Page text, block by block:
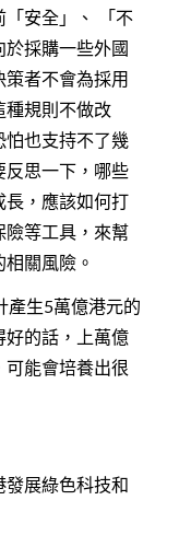
安全」、
「不
採購一些外國
者不會為採用
種規則不做改
怕也支持不了幾
反思一下，哪些
長，應該如何打
險等工具，來幫
關風險。
產生5萬億港元的
好的話，上萬億
可能會培養出很
展綠色科技和